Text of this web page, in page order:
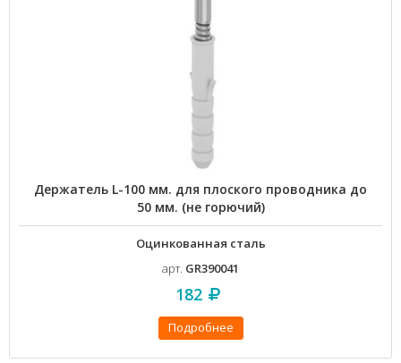
Держатель L-100 мм. для плоского проводника до
50 мм. (не горючий)
Оцинкованная сталь
арт. GR390041
182
Подробнее